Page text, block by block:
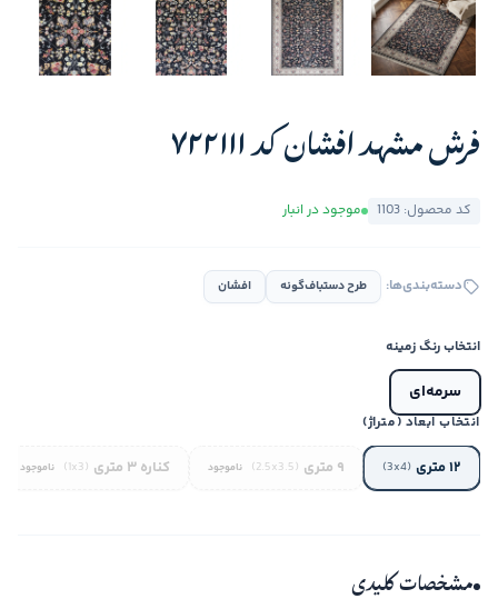
فرش مشهد افشان کد 722111
کد محصول: 1103 موجود در انبار
دسته‌بندی‌ها: طرح دستباف‌گونه افشان
انتخاب رنگ زمینه
سرمه‌ای
انتخاب ابعاد (متراژ)
۱۲ متری (3x4) ۹ متری (2.5x3.5) ناموجود کناره ۳ متری (1x3) ناموجود
مشخصات کلیدی